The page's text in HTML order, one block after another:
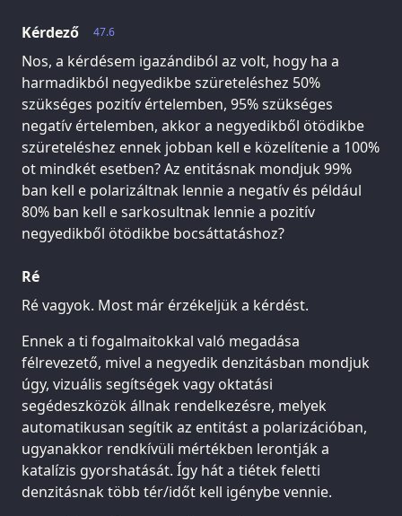
47.6
Kérdező
Nos, a kérdésem igazándiból az volt, hogy ha a
harmadikból negyedikbe szüreteléshez 50%
szükséges pozitív értelemben, 95% szükséges
negatív értelemben, akkor a negyedikből ötödikbe
szüreteléshez ennek jobban kell e közelítenie a 100%
ot mindkét esetben? Az entitásnak mondjuk 99%
ban kell e polarizáltnak lennie a negatív és például
80% ban kell e sarkosultnak lennie a pozitív
negyedikből ötödikbe bocsáttatáshoz?
Ré
Ré vagyok. Most már érzékeljük a kérdést.
Ennek a ti fogalmaitokkal való megadása
félrevezető, mivel a negyedik denzitásban mondjuk
úgy, vizuális segítségek vagy oktatási
segédeszközök állnak rendelkezésre, melyek
automatikusan segítik az entitást a polarizációban,
ugyanakkor rendkívüli mértékben lerontják a
katalízis gyorshatását. Így hát a tiétek feletti
denzitásnak több tér/időt kell igénybe vennie.